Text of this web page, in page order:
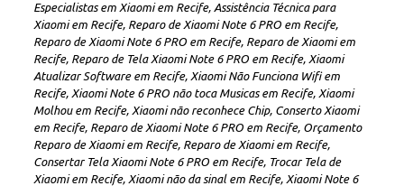
Especialistas em Xiaomi em Recife, Assistência Técnica para
Xiaomi em Recife, Reparo de Xiaomi Note 6 PRO em Recife,
Reparo de Xiaomi Note 6 PRO em Recife, Reparo de Xiaomi em
Recife, Reparo de Tela Xiaomi Note 6 PRO em Recife, Xiaomi
Atualizar Software em Recife, Xiaomi Não Funciona Wifi em
Recife, Xiaomi Note 6 PRO não toca Musicas em Recife, Xiaomi
Molhou em Recife, Xiaomi não reconhece Chip, Conserto Xiaomi
em Recife, Reparo de Xiaomi Note 6 PRO em Recife, Orçamento
Reparo de Xiaomi em Recife, Reparo de Xiaomi em Recife,
Consertar Tela Xiaomi Note 6 PRO em Recife, Trocar Tela de
Xiaomi em Recife, Xiaomi não da sinal em Recife, Xiaomi Note 6